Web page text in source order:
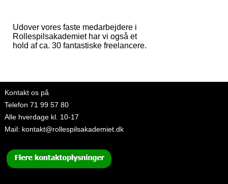
Udover vores faste medarbejdere i
Rollespilsakademiet har vi også et
hold af ca. 30 fantastiske freelancere.
Kontakt os på
Telefon 71 99 57 80
Alle hverdage kl. 10-17
Mail: kontakt@rollespilsakademiet.dk